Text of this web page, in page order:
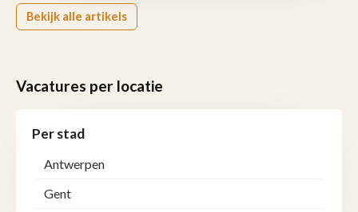
Bekijk alle artikels
Vacatures per locatie
Per stad
Antwerpen
Gent